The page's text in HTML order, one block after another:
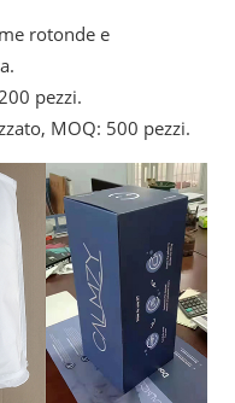
rotonde e
pezzi.
MOQ: 500 pezzi.